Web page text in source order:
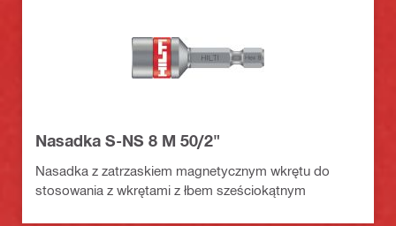
Nasadka S-NS 8 M 50/2"
Nasadka z zatrzaskiem magnetycznym wkrętu do
stosowania z wkrętami z łbem sześciokątnym